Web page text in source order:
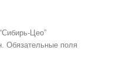
Цео”
Обязательные поля